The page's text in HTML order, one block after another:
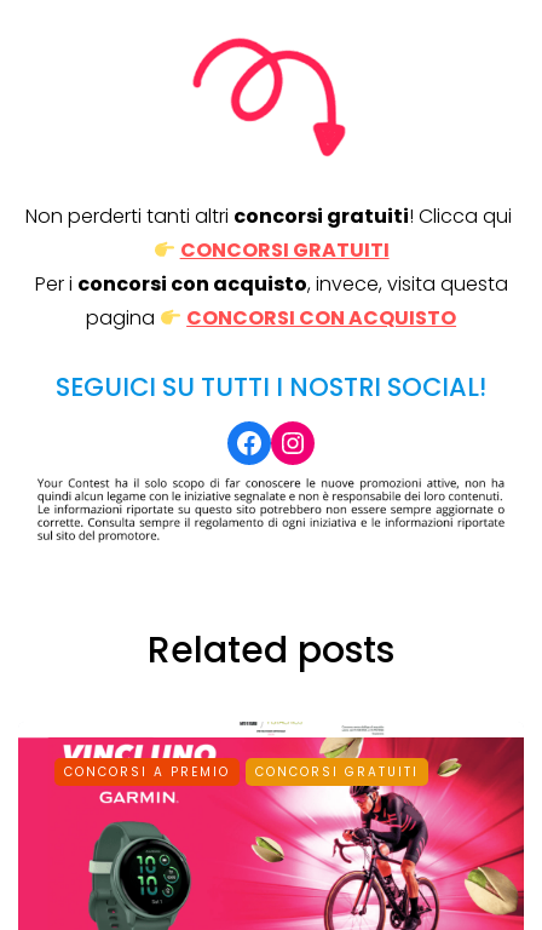
Non perderti tanti altri concorsi gratuiti! Clicca qui
CONCORSI GRATUITI
Per i concorsi con acquisto, invece, visita questa
pagina
CONCORSI CON ACQUISTO
SEGUICI SU TUTTI I NOSTRI SOCIAL!
Facebook
Instagram
Related posts
CONCORSI A PREMIO CONCORSI GRATUITI